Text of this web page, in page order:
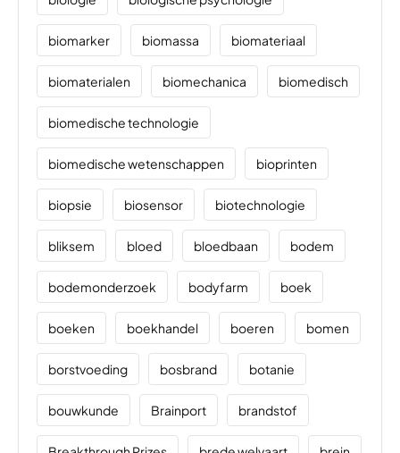
biomarker biomassa biomateriaal
biomaterialen biomechanica biomedisch
biomedische technologie
biomedische wetenschappen bioprinten
biopsie biosensor biotechnologie
bliksem bloed bloedbaan bodem
bodemonderzoek bodyfarm boek
boeken boekhandel boeren bomen
borstvoeding bosbrand botanie
bouwkunde Brainport brandstof